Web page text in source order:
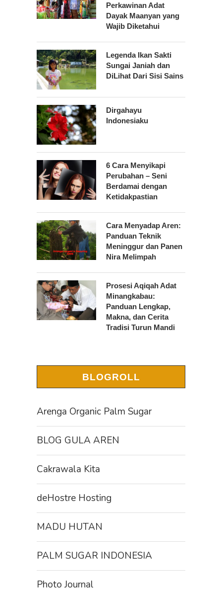
Perkawinan Adat
Dayak Maanyan yang
Wajib Diketahui
Legenda Ikan Sakti
Sungai Janiah dan
DiLihat Dari Sisi Sains
Dirgahayu
Indonesiaku
6 Cara Menyikapi
Perubahan – Seni
Berdamai dengan
Ketidakpastian
Cara Menyadap Aren:
Panduan Teknik
Meninggur dan Panen
Nira Melimpah
Prosesi Aqiqah Adat
Minangkabau:
Panduan Lengkap,
Makna, dan Cerita
Tradisi Turun Mandi
BLOGROLL
Arenga Organic Palm Sugar
BLOG GULA AREN
Cakrawala Kita
deHostre Hosting
MADU HUTAN
PALM SUGAR INDONESIA
Photo Journal